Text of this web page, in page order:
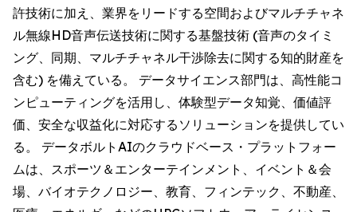
許技術に加え、業界をリードする空間およびマルチチャネ
ル無線HD音声伝送技術に関する基盤技術 (音声のタイミ
ング、同期、マルチチャネル干渉除去に関する知的財産を
含む) を備えている。 データサイエンス部門は、高性能コ
ンピューティングを活用し、体験型データ知覚、価値評
価、安全な収益化に対応するソリューションを提供してい
る。 データボルトAIのクラウドベース・プラットフォー
ムは、スポーツ＆エンターテインメント、イベント＆会
場、バイオテクノロジー、教育、フィンテック、不動産、